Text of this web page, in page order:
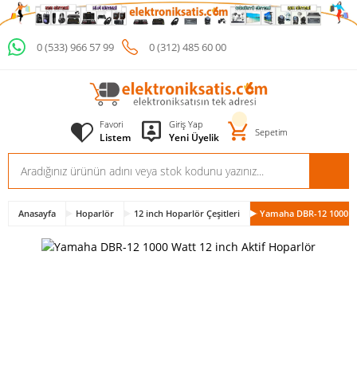
0 (533) 966 57 99 0 (312) 485 60 00
Favori
Listem
Giriş Yap
Yeni Üyelik Sepetim
Anasayfa Hoparlör 12 inch Hoparlör Çeşitleri Yamaha DBR-12 1000